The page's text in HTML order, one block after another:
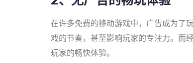
在许多免费的移动游戏中，广告成为了
戏的节奏，甚至影响玩家的专注力。而
玩家的畅快体验。